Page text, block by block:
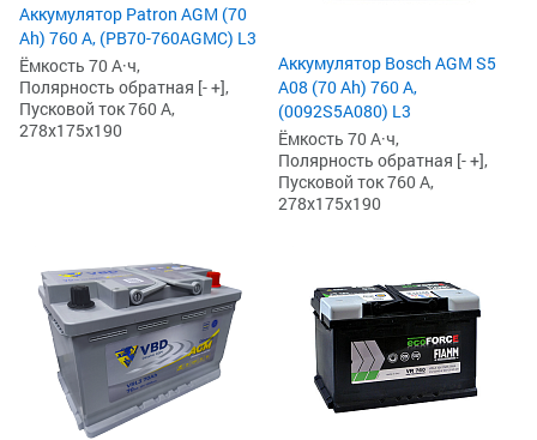
Аккумулятор Patron AGM (70
Ah) 760 А, (PB70-760AGMC) L3
Ёмкость 70 А·ч,
Полярность обратная [- +],
Пусковой ток 760 А,
278x175x190
Аккумулятор Bosch AGM S5
A08 (70 Ah) 760 А,
(0092S5A080) L3
Ёмкость 70 А·ч,
Полярность обратная [- +],
Пусковой ток 760 А,
278x175x190